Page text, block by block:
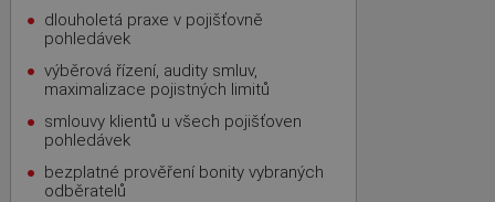
dlouholetá praxe v pojišťovně
pohledávek
výběrová řízení, audity smluv,
maximalizace pojistných limitů
smlouvy klientů u všech pojišťoven
pohledávek
bezplatné prověření bonity vybraných
odběratelů